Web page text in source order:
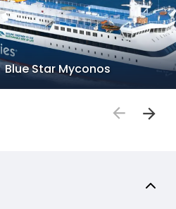
Blue Star Myconos